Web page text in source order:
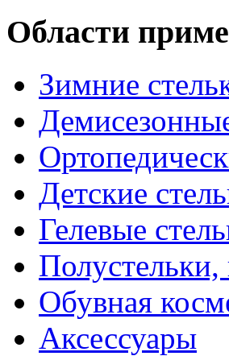
Области
Зимние
Детские
Гелевые
Полустельки,
Обувная
Аксессуары